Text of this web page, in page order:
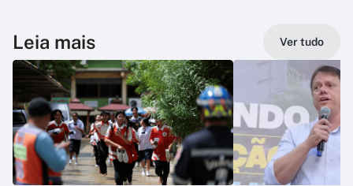
Leia mais Ver tudo